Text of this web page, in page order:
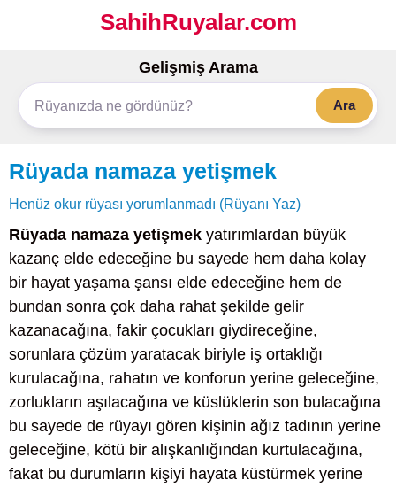
SahihRuyalar.com
Gelişmiş Arama
Ara
Rüyada namaza yetişmek
Henüz okur rüyası yorumlanmadı (Rüyanı Yaz)
Rüyada namaza yetişmek yatırımlardan büyük
kazanç elde edeceğine bu sayede hem daha kolay
bir hayat yaşama şansı elde edeceğine hem de
bundan sonra çok daha rahat şekilde gelir
kazanacağına, fakir çocukları giydireceğine,
sorunlara çözüm yaratacak biriyle iş ortaklığı
kurulacağına, rahatın ve konforun yerine geleceğine,
zorlukların aşılacağına ve küslüklerin son bulacağına
bu sayede de rüyayı gören kişinin ağız tadının yerine
geleceğine, kötü bir alışkanlığından kurtulacağına,
fakat bu durumların kişiyi hayata küstürmek yerine